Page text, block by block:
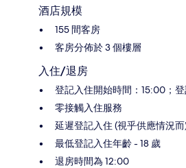
酒店規模
155 間客房
客房分佈於 3 個樓層
入住/退房
登記入住開始時間：15:00；
零接觸入住服務
延遲登記入住 (視乎供應情況
最低登記入住年齡 - 18 歲
退房時間為 12:00